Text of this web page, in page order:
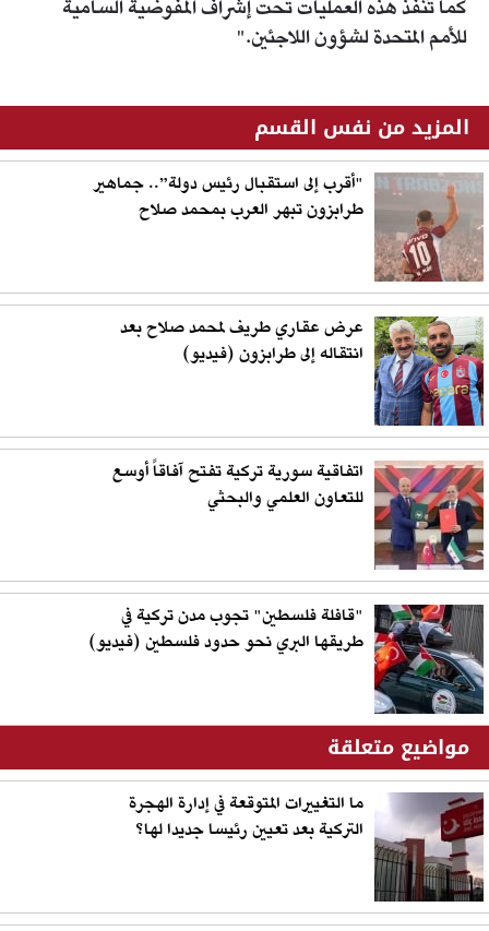
كما تُنفذ هذه العمليات تحت إشراف المفوضية السامية
للأمم المتحدة لشؤون اللاجئين."
المزيد من نفس القسم
"أقرب إلى استقبال رئيس دولة”.. جماهير
طرابزون تبهر العرب بمحمد صلاح
عرض عقاري طريف لمحمد صلاح بعد
انتقاله إلى طرابزون (فيديو)
اتفاقية سورية تركية تفتح آفاقاً أوسع
للتعاون العلمي والبحثي
"قافلة فلسطين" تجوب مدن تركية في
طريقها البري نحو حدود فلسطين (فيديو)
مواضيع متعلقة
ما التغييرات المتوقعة في إدارة الهجرة
التركية بعد تعيين رئيسا جديدا لها؟